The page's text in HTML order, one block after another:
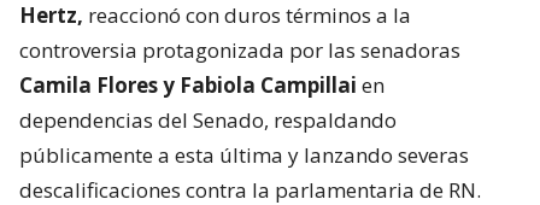
Hertz, reaccionó con duros términos a la
controversia protagonizada por las senadoras
Camila Flores y Fabiola Campillai en
dependencias del Senado, respaldando
públicamente a esta última y lanzando severas
descalificaciones contra la parlamentaria de RN.